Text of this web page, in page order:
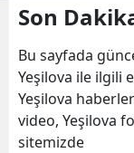
Son
Bu sayfada
Yeşilova ile ilgili
Yeşilova
video, Yeşilova
sitemizde